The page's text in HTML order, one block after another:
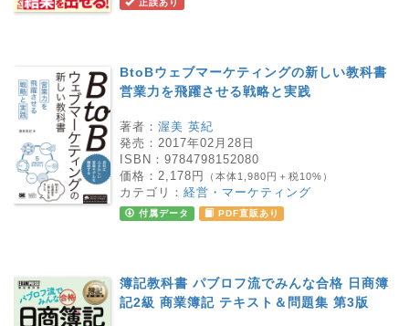
正誤あり
BtoBウェブマーケティングの新しい教科書
営業力を飛躍させる戦略と実践
著者： 渥美 英紀
発売： 2017年02月28日
ISBN： 9784798152080
価格： 2,178円 （本体1,980円＋税10%）
カテゴリ： 経営・マーケティング
付属データ PDF直販あり
簿記教科書 パブロフ流でみんな合格 日商簿
記2級 商業簿記 テキスト＆問題集 第3版